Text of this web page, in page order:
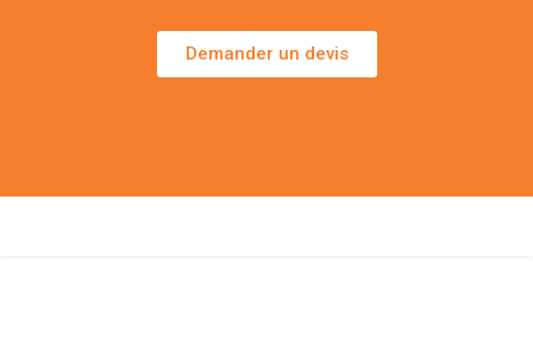
Demander un devis